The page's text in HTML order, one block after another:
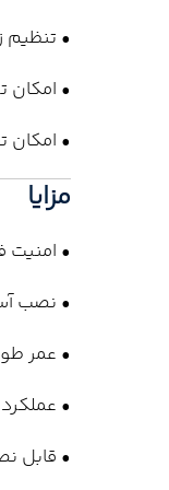
• تنظیم
• امکان
• امکان
مزایا
• امنیت
• نصب
• عمر
•
• قابل